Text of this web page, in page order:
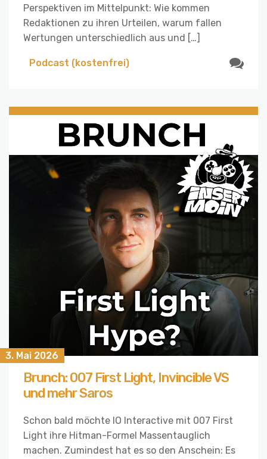
Perspektiven im Mittelpunkt: Wie kommen
Redaktionen zu ihren Urteilen, warum fallen
Wertungen unterschiedlich aus und […]
Podcast (kostenfrei)
3. Mai 2026
Brunch: 007 First Light, Invincible VS
und mehr Saros
Schon bald möchte IO Interactive mit 007 First
Light ihre Hitman-Formel Massentauglich
machen. Zumindest hat es so den Anschein: Es